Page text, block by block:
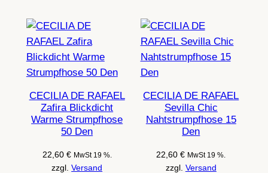
CECILIA DE RAFAEL
Zafira Blickdicht
Warme Strumpfhose
50 Den
22,60 € MwSt 19 %.
zzgl.Versand
CECILIA DE RAFAEL
Sevilla Chic
Nahtstrumpfhose 15
Den
22,60€ MwSt 19 %.
zzgl. Versand